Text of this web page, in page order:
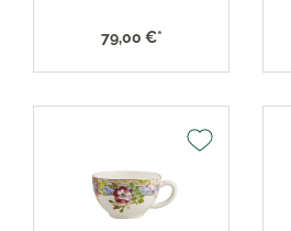
79,00 €*